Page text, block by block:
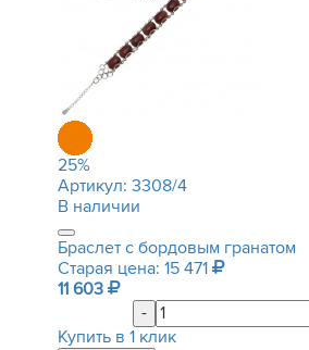
25%
Артикул: 3308/4
В наличии
Браслет с бордовым гранатом
Старая цена: 15 471
11 603
-
Купить в 1 клик